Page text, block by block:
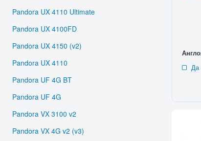
Да
Pandora UX 4110 Ultimate
Pandora UX 4100FD
Pandora UX 4150 (v2)
Pandora UX 4110
Pandora UF 4G BT
Pandora UF 4G
Pandora VX 3100 v2
Pandora VX 4G v2 (v3)